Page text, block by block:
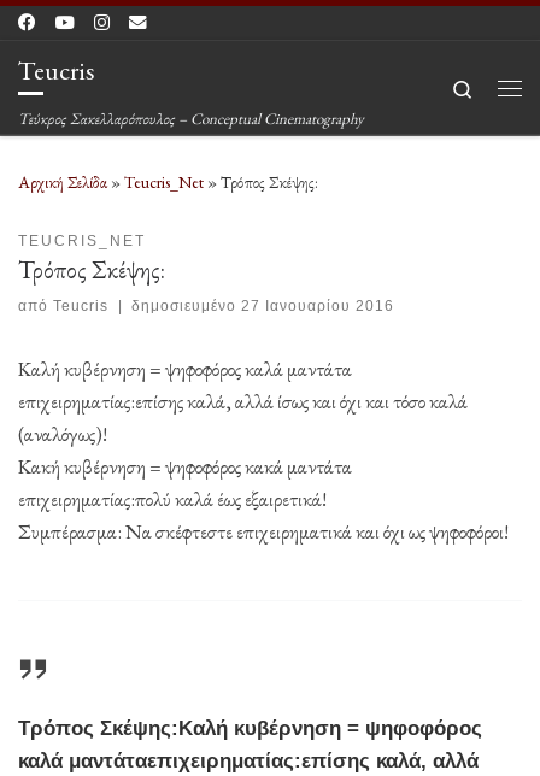
Μετάβαση στο περιεχόμενο
Teucris
Τεύκρος Σακελλαρόπουλος – Conceptual Cinematography
Search
Αρχική Σελίδα»Teucris_Net »Τρόπος Σκέψης:
TEUCRIS_NET
Τρόπος Σκέψης:
από Teucris δημοσιευμένο27 Ιανουαρίου 2016
Καλή κυβέρνηση = ψηφοφόρος καλά μαντάτα
επιχειρηματίας:επίσης καλά, αλλά ίσως και όχι και τόσο καλά
(αναλόγως)!
Κακή κυβέρνηση = ψηφοφόρος κακά μαντάτα
επιχειρηματίας:πολύ καλά έως εξαιρετικά!
Συμπέρασμα: Να σκέφτεστε επιχειρηματικά και όχι ως ψηφοφόροι!
Τρόπος Σκέψης:Καλή κυβέρνηση = ψηφοφόρος
καλά μαντάταεπιχειρηματίας:επίσης καλά, αλλά